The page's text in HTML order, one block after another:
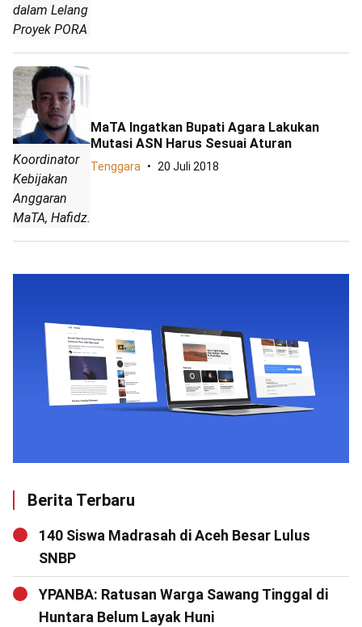
dalam Lelang
Proyek PORA
Koordinator
Kebijakan
Anggaran
MaTA, Hafidz.
MaTA Ingatkan Bupati Agara Lakukan
Mutasi ASN Harus Sesuai Aturan
Tenggara 20 Juli 2018
Berita Terbaru
140 Siswa Madrasah di Aceh Besar Lulus
SNBP
YPANBA: Ratusan Warga Sawang Tinggal di
Huntara Belum Layak Huni